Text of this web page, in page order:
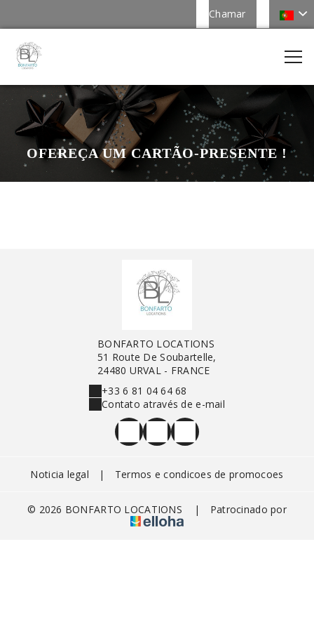
Chamar
OFEREÇA UM CARTÃO-PRESENTE !
BONFARTO LOCATIONS
51 Route De Soubartelle,
24480 URVAL - FRANCE
+33 6 81 04 64 68
Contato através de e-mail
Noticia legal | Termos e condicoes de promocoes
© 2026 BONFARTO LOCATIONS | Patrocinado por